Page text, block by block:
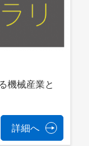
機械産業と
詳細へ